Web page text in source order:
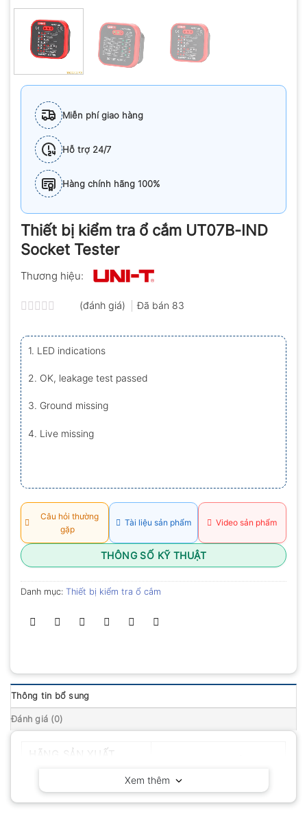
Miễn phí giao hàng
Hỗ trợ 24/7
Hàng chính hãng 100%
Thiết bị kiểm tra ổ cắm UT07B-IND
Socket Tester
Thương hiệu:
xếp
hạng
0.0
5
sao
(đánh giá) Đã bán 83
1. LED indications
2. OK, leakage test passed
3. Ground missing
4. Live missing
Câu hỏi thường
gặp
Tài liệu sản phẩm Video sản phẩm
THÔNG SỐ KỸ THUẬT
Danh mục: Thiết bị kiểm tra ổ cắm
Thông tin bổ sung
Đánh giá (0)
Xem thêm